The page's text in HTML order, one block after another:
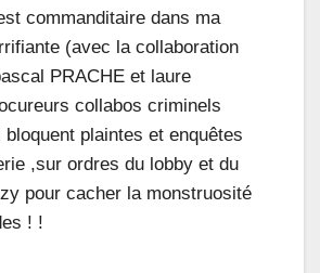
commanditaire dans ma
(avec la collaboration
PRACHE et laure
collabos criminels
plaintes et enquêtes
,sur ordres du lobby et du
pour cacher la monstruosité
! !